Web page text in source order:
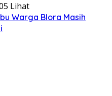
Lihat
Warga Blora Masih